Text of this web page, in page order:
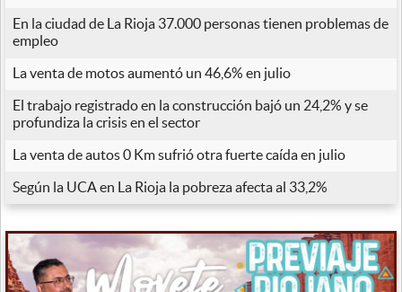
En la ciudad de La Rioja 37.000 personas tienen problemas de
empleo
La venta de motos aumentó un 46,6% en julio
El trabajo registrado en la construcción bajó un 24,2% y se
profundiza la crisis en el sector
La venta de autos 0 Km sufrió otra fuerte caída en julio
Según la UCA en La Rioja la pobreza afecta al 33,2%